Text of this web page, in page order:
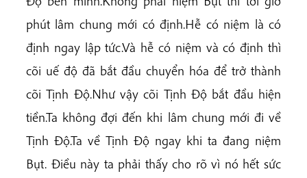
phút lâm chung mới có định.Hễ có niệm là có
định ngay lập tức.Và hễ có niệm và có định thì
cõi uế độ đã bắt đầu chuyển hóa để trở thành
cõi Tịnh Độ.Như vậy cõi Tịnh Độ bắt đầu hiện
tiền.Ta không đợi đến khi lâm chung mới đi về
Tịnh Độ.Ta về Tịnh Độ ngay khi ta đang niệm
Bụt. Điều này ta phải thấy cho rõ vì nó hết sức